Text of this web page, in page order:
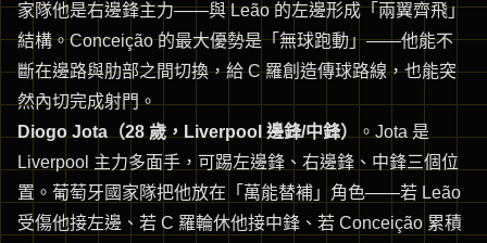
家隊他是右邊鋒主力——與 Leão 的左邊形成「兩翼齊飛」
結構。Conceição 的最大優勢是「無球跑動」——他能不
斷在邊路與肋部之間切換，給 C 羅創造傳球路線，也能突
然內切完成射門。
Diogo Jota（28 歲，Liverpool 邊鋒/中鋒）
。Jota 是
Liverpool 主力多面手，可踢左邊鋒、右邊鋒、中鋒三個位
置。葡萄牙國家隊把他放在「萬能替補」角色——若 Leão
受傷他接左邊、若 C 羅輪休他接中鋒、若 Conceição 累積